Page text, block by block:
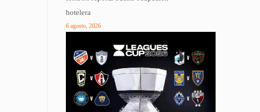
hotelera
6 agosto, 2026